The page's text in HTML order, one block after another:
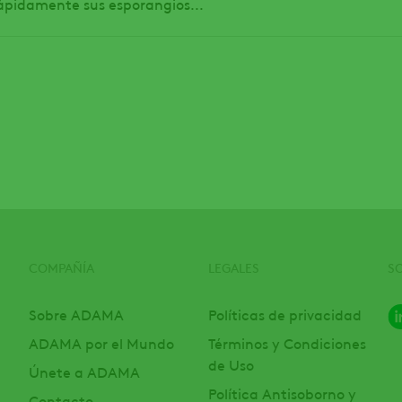
Sobre ADAMA
ADAMA por el Mundo
Únete a ADAMA
Políticas de privacidad
Términos y Condiciones
de Uso
Política Antisoborno y